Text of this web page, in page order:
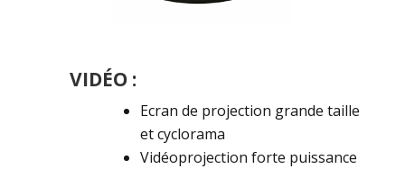
VIDÉO :
Ecran de projection grande taille
et cyclorama
Vidéoprojection forte puissance